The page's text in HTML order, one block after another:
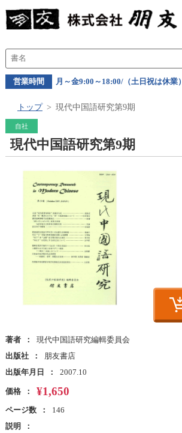
営業時間 月～金9:00～18:00/（土日祝は休業）
トップ 現代中国語研究第9期
自社
現代中国語研究第9期
著者
現代中国語研究編輯委員会
出版社
朋友書店
出版年月日
2007.10
価格 ¥1,650
ページ数
146
説明